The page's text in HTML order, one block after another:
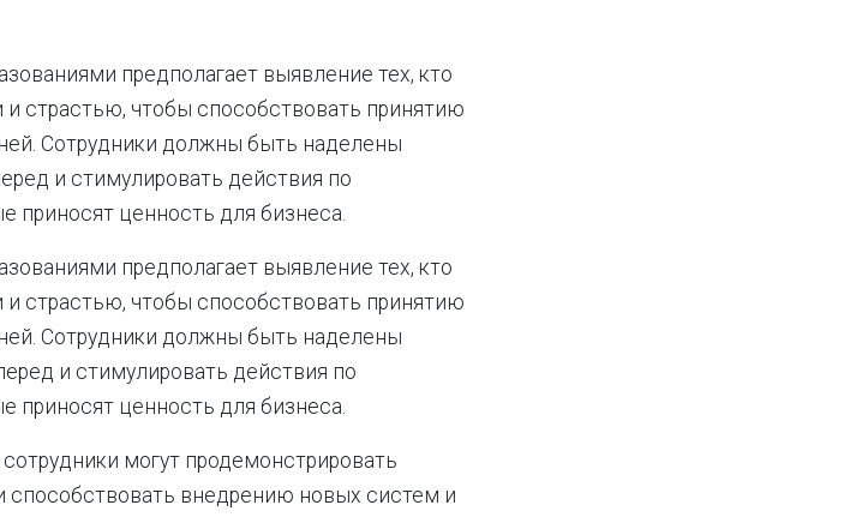
предполагает выявление тех, кто
страстью, чтобы способствовать принятию
Сотрудники должны быть наделены
и стимулировать действия по
приносят ценность для бизнеса.
предполагает выявление тех, кто
страстью, чтобы способствовать принятию
Сотрудники должны быть наделены
и стимулировать действия по
приносят ценность для бизнеса.
могут продемонстрировать
способствовать внедрению новых систем и